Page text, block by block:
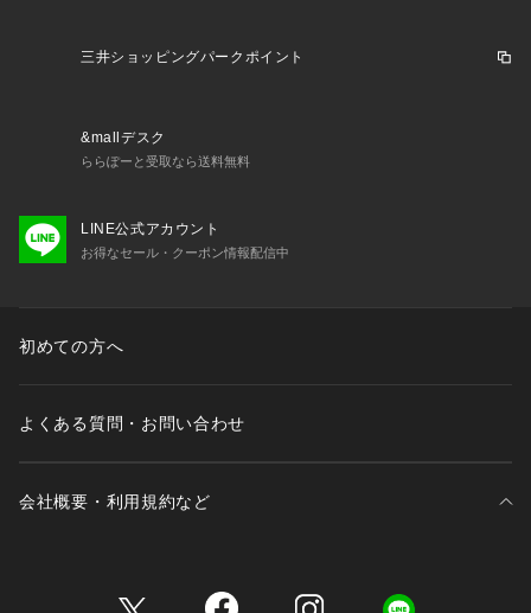
・「?お気に入りブランドに追加」で新商品・再入荷・セール
さい。
※撮影時の光の関係で、画面上の画像と実際のお色とでは若干
によっても、
お色の違いがございますことをあらかじめご了承くださいま
三井ショッピングパークポイント
&mallデスク
ららぽーと受取なら送料無料
LINE公式アカウント
お得なセール・クーポン情報配信中
初めての方へ
よくある質問・お問い合わせ
会社概要・利用規約など